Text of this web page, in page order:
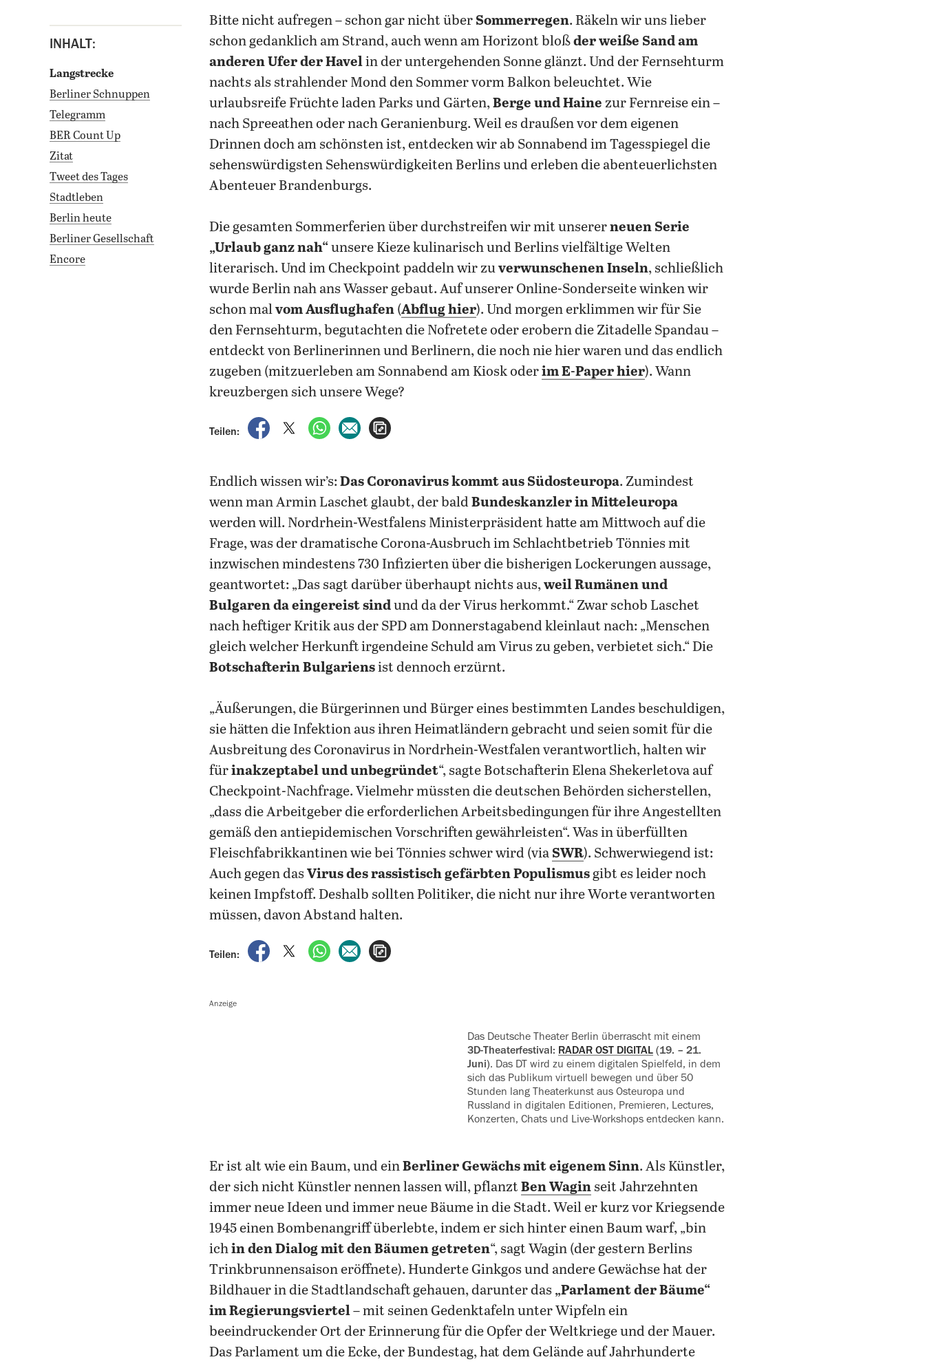
INHALT:
Langstrecke
Berliner Schnuppen
Telegramm
BER Count Up
Zitat
Tweet des Tages
Stadtleben
Berlin heute
Berliner Gesellschaft
Encore
bitte nicht aufregen – schon gar nicht über Sommerregen. Räkeln wir uns lieber
schon gedanklich am Strand, auch wenn am Horizont bloßder weiße Sand am
anderen Ufer der Havelin der untergehenden Sonne glänzt. Und der Fernsehturm
nachts als strahlender Mond den Sommer vorm Balkon beleuchtet. Wie
urlaubsreife Früchte laden Parks und Gärten,Berge und Haine zur Fernreise ein –
nach Spreeathen oder nach Geranienburg. Weil es draußen vor dem eigenen
Drinnen doch am schönsten ist, entdecken wir ab Sonnabend im Tagesspiegel die
sehenswürdigsten Sehenswürdigkeiten Berlins und erleben die abenteuerlichsten
Abenteuer Brandenburgs.
Die gesamten Sommerferien über durchstreifen wir mit unsererneuen Serie
„Urlaub ganz nah“unsere Kieze kulinarisch und Berlins vielfältige Welten
literarisch. Und im Checkpoint paddeln wir zuverwunschenen Inseln, schließlich
wurde Berlin nah ans Wasser gebaut. Auf unserer Online-Sonderseite winken wir
schon malvom Ausflughafen (Abflug hier). Und morgen erklimmen wir für Sie
den Fernsehturm, begutachten die Nofretete oder erobern die Zitadelle Spandau –
entdeckt von Berlinerinnen und Berlinern, die noch nie hier waren und das endlich
zugeben (mitzuerleben am Sonnabend am Kiosk oderim E-Paper hier). Wann
kreuzbergen sich unsere Wege?
Teilen:
auf Facebook teilen
auf X teilenper WhatsApp teilen
per E-Mail teilen
Endlich wissen wir’s:Das Coronavirus kommt aus Südosteuropa. Zumindest
wenn man Armin Laschet glaubt, der baldBundeskanzler in Mitteleuropa
werden will. Nordrhein-Westfalens Ministerpräsident hatte am Mittwoch auf die
Frage, was der dramatische Corona-Ausbruch im Schlachtbetrieb Tönnies mit
inzwischen mindestens 730 Infizierten über die bisherigen Lockerungen aussage,
geantwortet: „Das sagt darüber überhaupt nichts aus,weil Rumänen und
Bulgaren da eingereist sindund da der Virus herkommt.“ Zwar schob Laschet
nach heftiger Kritik aus der SPD am Donnerstagabend kleinlaut nach: „Menschen
gleich welcher Herkunft irgendeine Schuld am Virus zu geben, verbietet sich.“ Die
Botschafterin Bulgariensist dennoch erzürnt.
„Äußerungen, die Bürgerinnen und Bürger eines bestimmten Landes beschuldigen,
sie hätten die Infektion aus ihren Heimatländern gebracht und seien somit für die
Ausbreitung des Coronavirus in Nordrhein-Westfalen verantwortlich, halten wir
fürinakzeptabel und unbegründet“, sagte Botschafterin Elena Shekerletova auf
Checkpoint-Nachfrage. Vielmehr müssten die deutschen Behörden sicherstellen,
„dass die Arbeitgeber die erforderlichen Arbeitsbedingungen für ihre Angestellten
gemäß den antiepidemischen Vorschriften gewährleisten“. Was in überfüllten
Fleischfabrikkantinen wie bei Tönnies schwer wird (via SWR). Schwerwiegend ist:
Auch gegen dasVirus des rassistisch gefärbten Populismus gibt es leider noch
keinen Impfstoff. Deshalb sollten Politiker, die nicht nur ihre Worte verantworten
müssen, davon Abstand halten.
Teilen:
auf Facebook teilen
auf X teilenper WhatsApp teilen
per E-Mail teilen
Anzeige
Das Deutsche Theater Berlin überrascht mit einem
3D‍-‍Theaterfestival: RADAR OST DIGITAL (19. – 21.
Juni). Das DT wird zu einem digitalen Spielfeld, in dem
sich das Publikum virtuell bewegen und über 50
Stunden lang Theaterkunst aus Osteuropa und
Russland in digitalen Editionen, Premieren, Lectures,
Konzerten, Chats und Live-Workshops entdecken kann.
Er ist alt wie ein Baum, und einBerliner Gewächs mit eigenem Sinn. Als Künstler,
der sich nicht Künstler nennen lassen will, pflanzt Ben Wagin seit Jahrzehnten
immer neue Ideen und immer neue Bäume in die Stadt. Weil er kurz vor Kriegsende
1945 einen Bombenangriff überlebte, indem er sich hinter einen Baum warf, „bin
ichin den Dialog mit den Bäumen getreten“, sagt Wagin (der gestern Berlins
Trinkbrunnensaison eröffnete). Hunderte Ginkgos und andere Gewächse hat der
Bildhauer in die Stadtlandschaft gehauen, darunter das „Parlament der Bäume“
im Regierungsviertel– mit seinen Gedenktafeln unter Wipfeln ein
beeindruckender Ort der Erinnerung für die Opfer der Weltkriege und der Mauer.
Das Parlament um die Ecke, der Bundestag, hat dem Gelände auf Jahrhunderte